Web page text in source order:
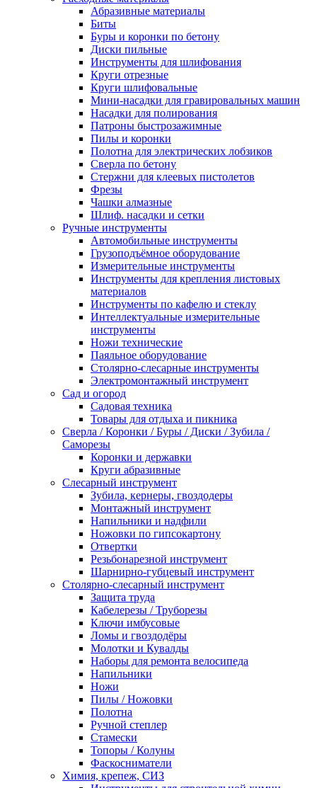
Абразивные материалы
Биты
Буры и коронки по бетону
Диски пильные
Инструменты для шлифования
Круги отрезные
Круги шлифовальные
Мини-насадки для гравировальных машин
Насадки для полирования
Патроны быстрозажимные
Пилы и коронки
Полотна для электрических лобзиков
Сверла по бетону
Стержни для клеевых пистолетов
Фрезы
Чашки алмазные
Шлиф. насадки и сетки
Ручные инструменты
Автомобильные инструменты
Грузоподъёмное оборудование
Измерительные инструменты
Инструменты для крепления листовых
материалов
Инструменты по кафелю и стеклу
Интеллектуальные измерительные
инструменты
Ножи технические
Паяльное оборудование
Столярно-слесарные инструменты
Электромонтажный инструмент
Сад и огород
Садовая техника
Товары для отдыха и пикника
Сверла / Коронки / Буры / Диски / Зубила /
Саморезы
Коронки и державки
Круги абразивные
Слесарный инструмент
Зубила, кернеры, гвоздодеры
Монтажный инструмент
Напильники и надфили
Ножовки по гипсокартону
Отвертки
Резьбонарезной инструмент
Шарнирно-губцевый инструмент
Столярно-слесарный инструмент
Защита труда
Кабелерезы / Труборезы
Ключи имбусовые
Ломы и гвоздодёры
Молотки и Кувалды
Наборы для ремонта велосипеда
Напильники
Ножи
Пилы / Ножовки
Полотна
Ручной степлер
Стамески
Топоры / Колуны
Фаскосниматели
Химия, крепеж, СИЗ